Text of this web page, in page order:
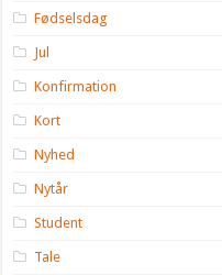
Fødselsdag
Jul
Konfirmation
Kort
Nyhed
Nytår
Student
Tale